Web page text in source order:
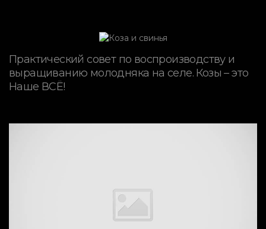
Практический совет по воспроизводству и
выращиванию молодняка на селе. Козы – это
Наше ВСЁ!